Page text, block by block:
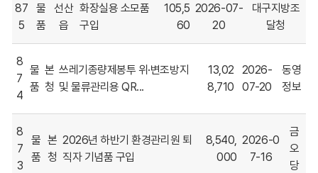
분,
계
관
계
약
명,
계
약
금
87
5
물
품
선산
읍
화장실용 소모품
구입
105,5
60
2026-07-
20
대구지방조
달청
8
7
4
물
품
본
청
쓰레기종량제봉투 위·변조방지
및 물류관리용 QR...
13,02
8,710
2026-
07-20
동영
정보
8
7
3
물
품
본
청
2026년 하반기 환경관리원 퇴
직자 기념품 구입
8,540,
000
2026-0
7-16
금
오
당